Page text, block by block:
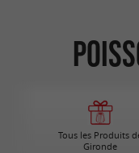
Tous les Produits
Gironde